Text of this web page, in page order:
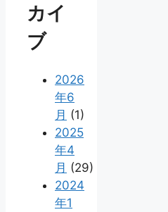
カイ
ブ
2026
年6
月 (1)
2025
年4
月 (29)
2024
年1